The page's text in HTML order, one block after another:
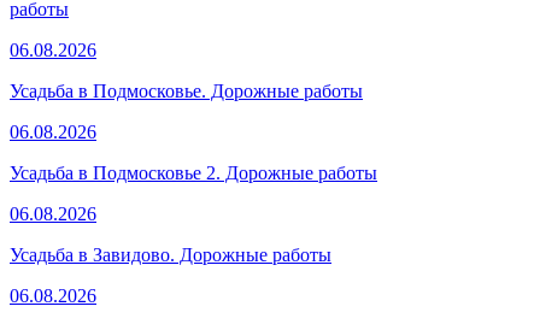
работы
06.08.2026
Усадьба в Подмосковье. Дорожные работы
06.08.2026
Усадьба в Подмосковье 2. Дорожные работы
06.08.2026
Усадьба в Завидово. Дорожные работы
06.08.2026